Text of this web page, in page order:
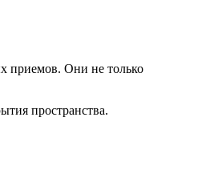
приемов. Они не только
пространства.